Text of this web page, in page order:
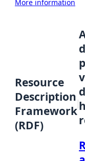
More information
Resource
Description
Framework
(RDF)